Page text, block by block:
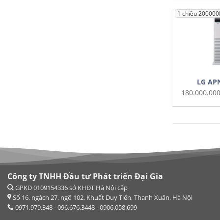
1 chiều
LG
180.000.000
Công ty TNHH Đầu tư Phát triển Đại Gia